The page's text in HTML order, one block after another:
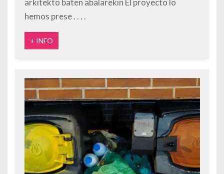
arkitekto baten abalarekin El proyecto lo
hemos prese
+ INFO